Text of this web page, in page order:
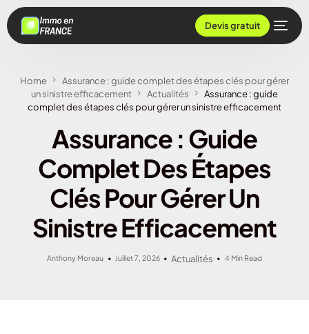
Devis gratuit
Home
Assurance : guide complet des étapes clés pour gérer
un sinistre efficacement
Actualités
Assurance : guide
complet des étapes clés pour gérer un sinistre efficacement
Assurance : Guide
Complet Des Étapes
Clés Pour Gérer Un
Sinistre Efficacement
Anthony Moreau Juillet 7, 2026 Actualités 4 Min Read